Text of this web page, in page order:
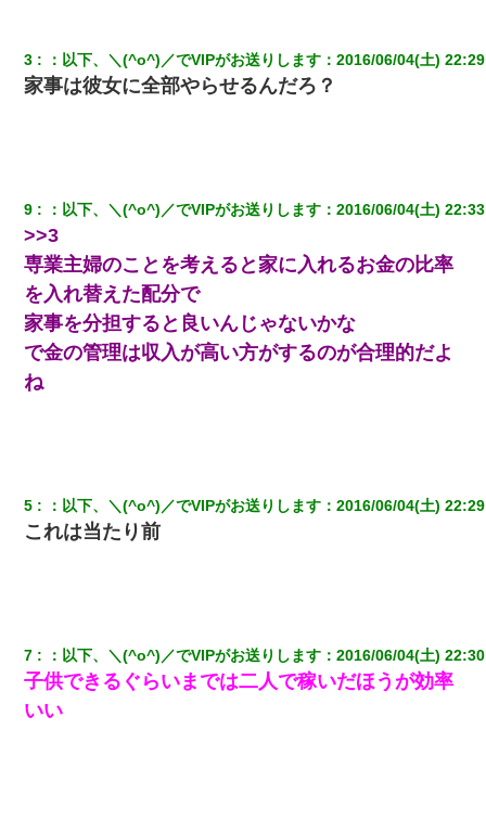
200万を貸したコウトから、追加で400万の申し込み、私「無理。
義弟より娘たちが大事」旦那「娘たちが成人したら別れよう」私
（は？）
義兄嫁が義実家で「コロナ陽性だったからこのまま療養させて下
さい」と言い出してド修羅場になった
何年か前に妹は離婚している。当時生まれた姪が義弟の子じゃな
かったため妹有責での離婚になり…
【衝撃】ヤンキー女に「サせて」って言った結果
父が他界→父のフリン相手『どうか相続を放棄して下さい、昔の
ことは謝ります。ごめんなさい…』私「お子さんはフリン略奪婚
って知ってるの？」相手『 』結果→
俺「初対面でなに言ったか覚えてる？」嫁「臭いんだよ！キモオ
タ？だっけ？」俺「だいたい合ってる。で、なんで告白してきた
3 ： 以下、＼(^o^)／でVIPがお送りします ：2016/06/04(土)
家事は彼女に全部やらせるんだろ？
9 ： 以下、＼(^o^)／でVIPがお送りします ：2016/06/04(土)
>>3
専業主婦のことを考えると家に入れるお金の比率
を入れ替えた配分で
家事を分担すると良いんじゃないかな
で金の管理は収入が高い方がするのが合理的だよ
ね
5 ： 以下、＼(^o^)／でVIPがお送りします ：2016/06/04(土)
これは当たり前
7 ： 以下、＼(^o^)／でVIPがお送りします ：2016/06/04(土)
子供できるぐらいまでは二人で稼いだほうが効率
いい